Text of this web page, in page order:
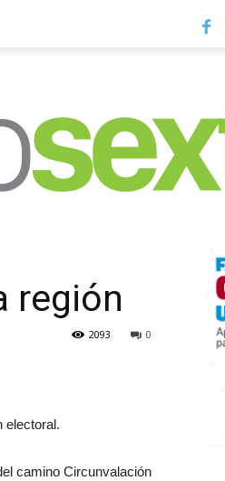
región
0
2093
electoral.
camino Circunvalación